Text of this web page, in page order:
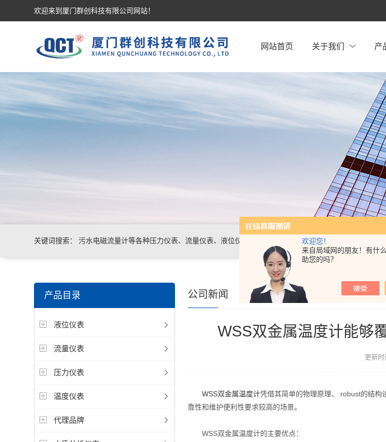
欢迎您！
来自局域网的朋友！有什
助您的吗？
欢迎来到厦门群创科技有限公司网站！
网站首页 关于我们 产
关键词搜索： 污水电磁流量计等各种压力仪表、流量仪表、液位仪表、温度仪表及水质分析仪表
产品目录
液位仪表
流量仪表
压力仪表
温度仪表
代理品牌
你的
公司新闻
WSS双金属温度计能够
更新时
WSS双金属温度计凭借其简单的物理原理、 robust的结构
靠性和维护便利性要求较高的场景。
WSS双金属温度计的主要优点：